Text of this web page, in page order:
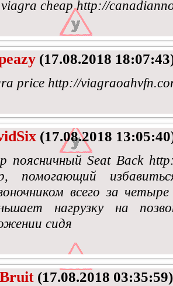
cheap http://
(17.08.2018
price http://
(17.08.2018
поясничный Seat Back
помогающий
всего за
нагрузку на
сидя
(17.08.2018 03:35:59)